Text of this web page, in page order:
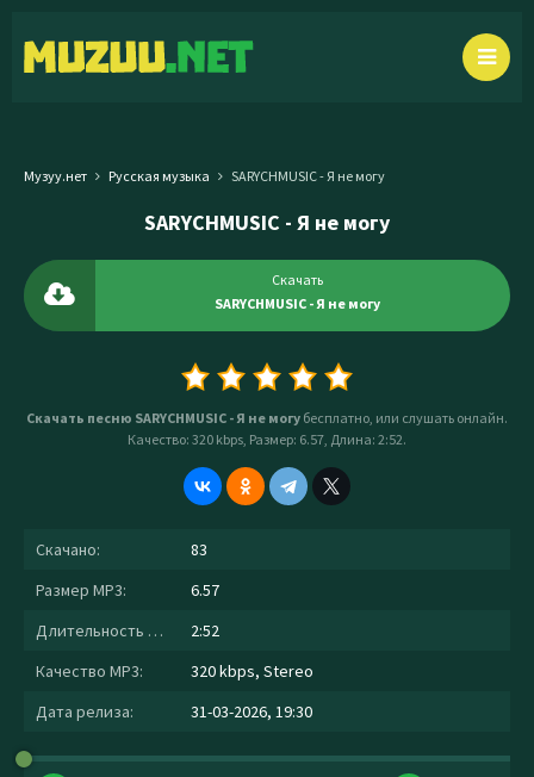
Музуу.нет Русская музыка SARYCHMUSIC - Я не могу
SARYCHMUSIC - Я не могу
Скачать
SARYCHMUSIC - Я не могу
Скачать песню SARYCHMUSIC - Я не могу бесплатно, или слушать онлайн.
Качество: 320 kbps, Размер: 6.57, Длина: 2:52.
Скачано:
83
Размер MP3:
6.57
Длительность MP3:
2:52
Качество MP3:
320 kbps, Stereo
Дата релиза:
31-03-2026, 19:30